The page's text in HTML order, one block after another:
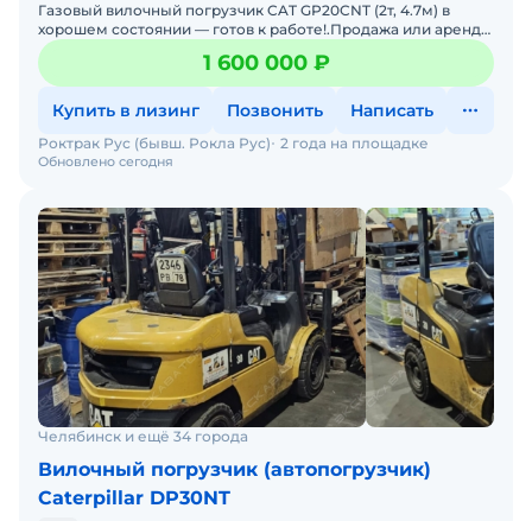
Газовый вилочный погрузчик CAT GP20CNT (2т, 4.7м) в
хорошем состоянии — готов к работе!.Продажа или аренда
от 1 месяца..2016 г., 12.674 м/ч - 1 600 000р.
1 600 000 ₽
Купить в лизинг Позвонить Написать
Обновлено сегодня
Роктрак Рус (бывш. Рокла Рус) 2 года на площадке
Челябинск и ещё 34 города
Вилочный погрузчик (автопогрузчик)
Caterpillar DP30NT